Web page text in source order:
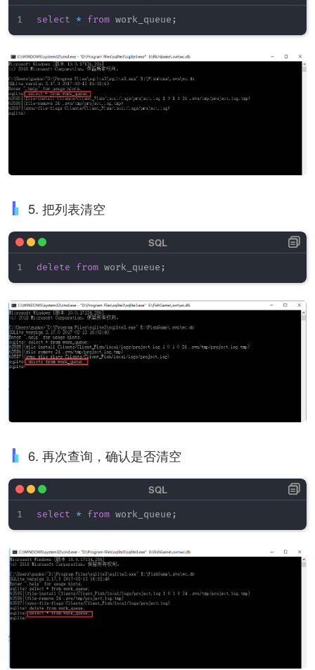
select * from work_queue ;
5. 把列表清空
delete from work_queue ;
6. 再次查询，确认是否清空
select * from work_queue ;